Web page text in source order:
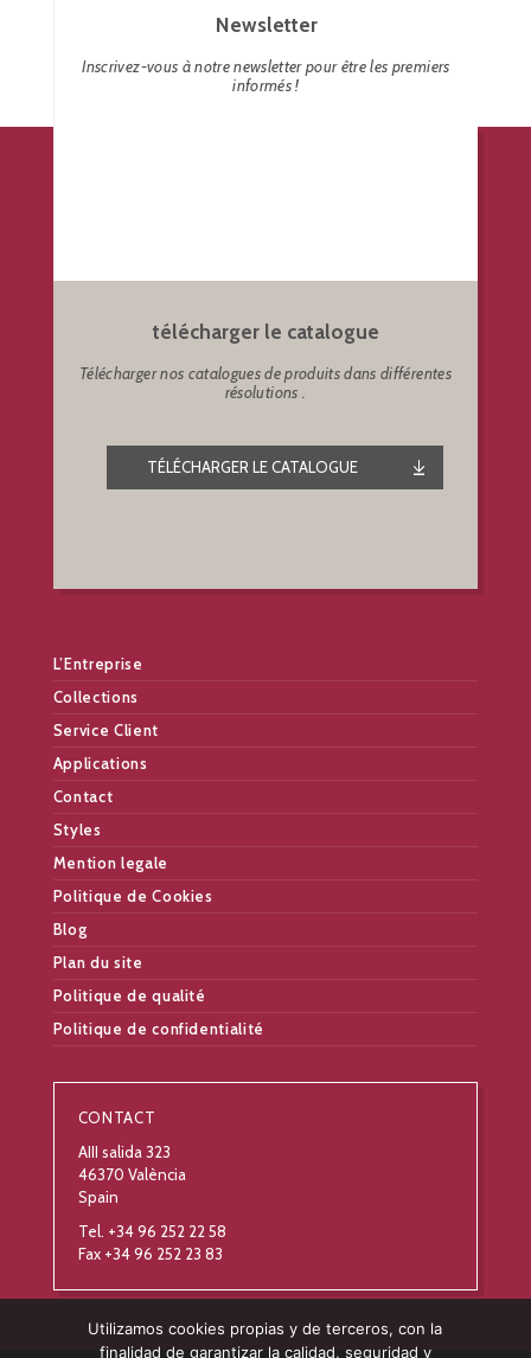
Newsletter
Inscrivez-vous à notre newsletter pour être les premiers
informés !
télécharger le catalogue
Télécharger nos catalogues de produits dans différentes
résolutions .
TÉLÉCHARGER LE CATALOGUE
L’Entreprise
Collections
Service Client
Applications
Contact
Styles
Mention legale
Politique de Cookies
Blog
Plan du site
Politique de qualité
Politique de confidentialité
CONTACT
AIII salida 323
46370 València
Spain
Tel. +34 96 252 22 58
Fax +34 96 252 23 83
Utilizamos cookies propias y de terceros, con la
finalidad de garantizar la calidad, seguridad y